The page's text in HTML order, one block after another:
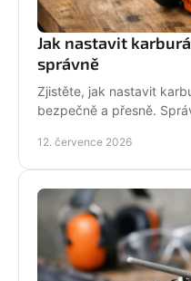
Jak nastavit
správně
Zjistěte, jak nastavit
bezpečně a přesně.
12. července 2026